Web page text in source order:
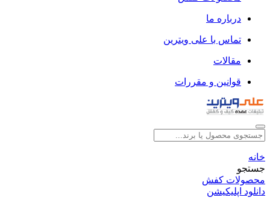
درباره ما
تماس با علی ویترین
مقالات
قوانین و مقررات
خانه
جستجو
محصولات کفش
دانلود اپلیکیشن